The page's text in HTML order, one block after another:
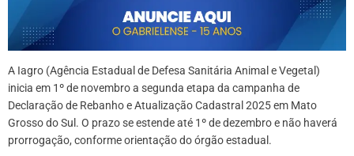
A Iagro (Agência Estadual de Defesa Sanitária Animal e Vegetal)
inicia em 1º de novembro a segunda etapa da campanha de
Declaração de Rebanho e Atualização Cadastral 2025 em Mato
Grosso do Sul. O prazo se estende até 1º de dezembro e não haverá
prorrogação, conforme orientação do órgão estadual.